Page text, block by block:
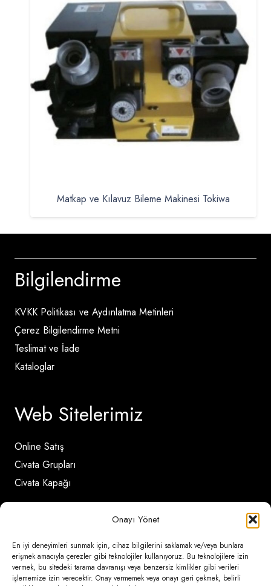
Onayı Yönet
En iyi deneyimleri sunmak için, cihaz bilgilerini saklamak ve/veya bunlara
erişmek amacıyla çerezler gibi teknolojiler kullanıyoruz. Bu teknolojilere izin
vermek, bu sitedeki tarama davranışı veya benzersiz kimlikler gibi verileri
işlememize izin verecektir. Onay vermemek veya onayı geri çekmek, belirli
Matkap ve Kılavuz Bileme Makinesi Tokiwa
Bilgilendirme
KVKK Politikası ve Aydınlatma Metinleri
Çerez Bilgilendirme Metni
Teslimat ve İade
Kataloglar
Web Sitelerimiz
Online Satış
Civata Grupları
Civata Kapağı
İletişim Detayları
Ömerli Mahallesi Risalet Sokak No:6/A (Hadımköy)
– Arnavutköy / İstanbul